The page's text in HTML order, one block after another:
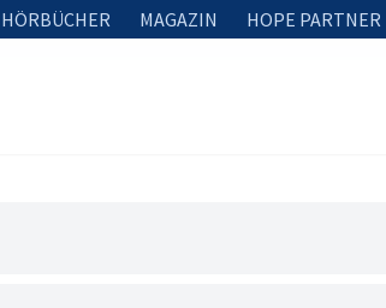
HÖRBÜCHER MAGAZIN HOPE PARTNER